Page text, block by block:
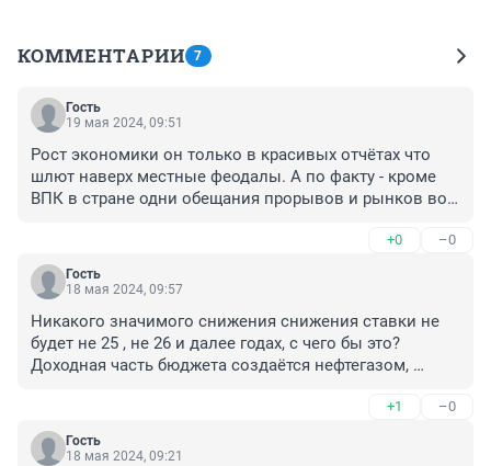
КОММЕНТАРИИ 7
Гость
19 мая 2024, 09:51
Рост экономики он только в красивых отчётах что
шлют наверх местные феодалы. А по факту - кроме
ВПК в стране одни обещания прорывов и рынков вот
+0 –0
Гость
18 мая 2024, 09:57
Никакого значимого снижения снижения ставки не
будет не 25 , не 26 и далее годах, с чего бы это?
Доходная часть бюджета создаётся нефтегазом,
"Эксперт" говорит: "то что происходит с жильём -
противоречит законам рынка" - неправда, всё
рыночно. Ключевая ставка ЦБ не снижается,
+1 –0
Гость
18 мая 2024, 09:21